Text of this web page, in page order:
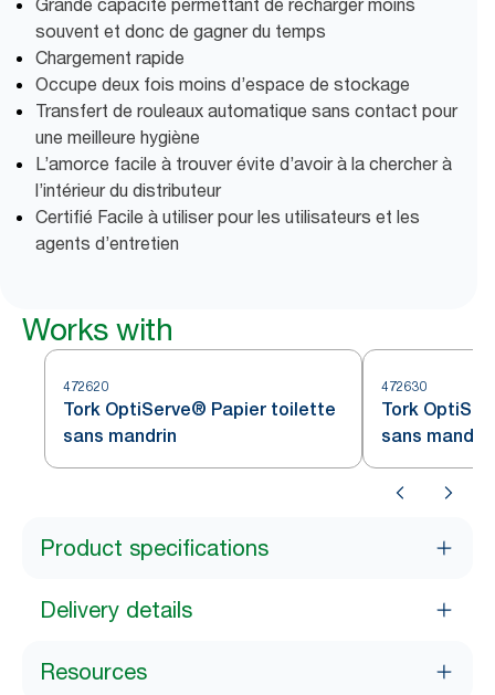
Grande capacité permettant de recharger moins
souvent et donc de gagner du temps
Chargement rapide
Occupe deux fois moins d’espace de stockage
Transfert de rouleaux automatique sans contact pour
une meilleure hygiène
L’amorce facile à trouver évite d’avoir à la chercher à
l’intérieur du distributeur
Certifié Facile à utiliser pour les utilisateurs et les
agents d’entretien
Works with
472620
Tork OptiServe® Papier toilette
sans mandrin
472630
Tork
sans mandrin
Product specifications
Delivery details
Resources